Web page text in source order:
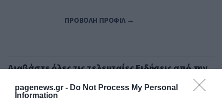
pagenews.gr - Do Not Process My Personal
Information
ΠΡΟΒΟΛΗ ΠΡΟΦΙΛ →
Διαβάστε όλες τις τελευταίεςΕιδήσειςαπό την